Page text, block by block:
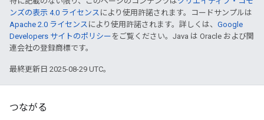
ンズの表示 4.0 ライセンス により使用許諾されます。コードサンプルは
Apache 2.0 ライセンス により使用許諾されます。詳しくは、 Google
Developers サイトのポリシー をご覧ください。Java は Oracle および関
連会社の登録商標です。
最終更新日 2025-08-29 UTC。
つながる